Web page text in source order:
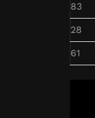
83
28
61